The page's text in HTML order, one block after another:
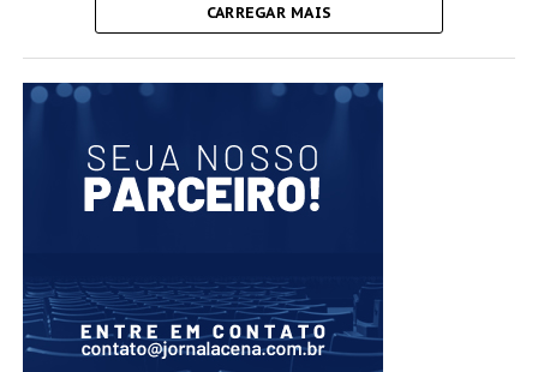
CARREGAR MAIS